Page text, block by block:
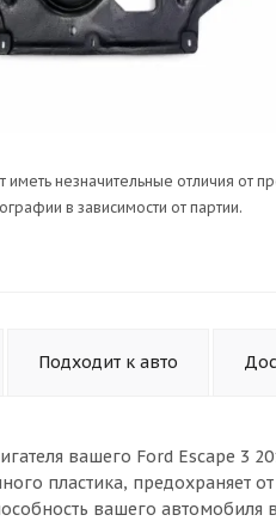
незначительные отличия от
в зависимости от партии.
Подходит к авто
вашего Ford Escape 3
пластика, предохраняет
вашего автомобиля